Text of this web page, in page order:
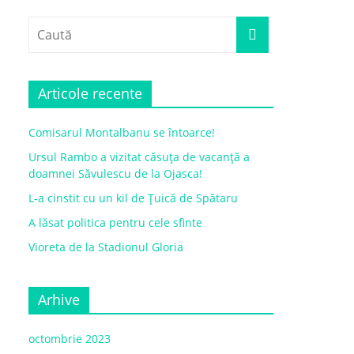
Articole recente
Comisarul Montalbanu se întoarce!
Ursul Rambo a vizitat căsuța de vacanță a
doamnei Săvulescu de la Ojasca!
L-a cinstit cu un kil de Țuică de Spătaru
A lăsat politica pentru cele sfinte
Vioreta de la Stadionul Gloria
Arhive
octombrie 2023